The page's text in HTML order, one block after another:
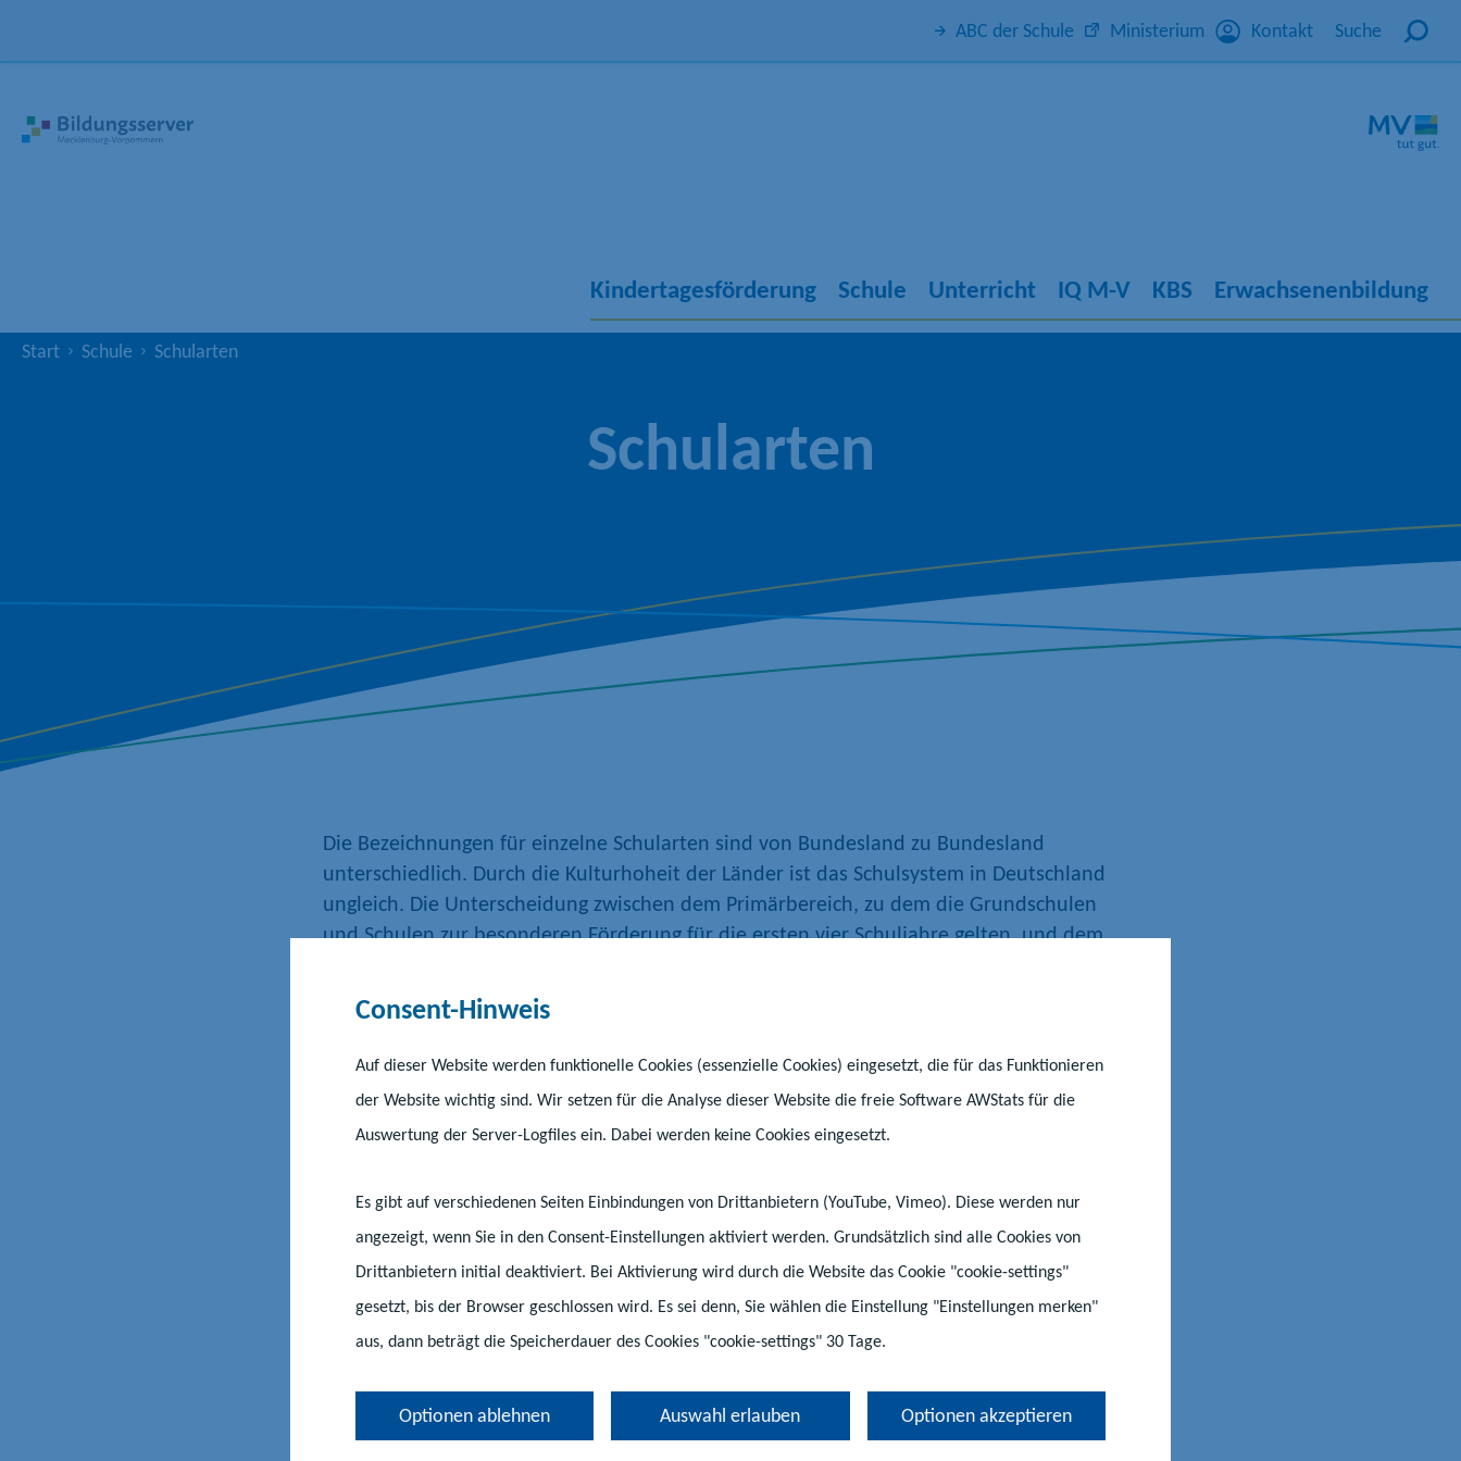
Consent-Hinweis
Auf dieser Website werden funktionelle Cookies (essenzielle Cookies) eingesetzt, die für das Funktionieren
der Website wichtig sind. Wir setzen für die Analyse dieser Website die freie Software AWStats für die
Auswertung der Server-Logfiles ein. Dabei werden keine Cookies eingesetzt.
Es gibt auf verschiedenen Seiten Einbindungen von Drittanbietern (YouTube, Vimeo). Diese werden nur
angezeigt, wenn Sie in den Consent-Einstellungen aktiviert werden. Grundsätzlich sind alle Cookies von
Drittanbietern initial deaktiviert. Bei Aktivierung wird durch die Website das Cookie "cookie-settings"
gesetzt, bis der Browser geschlossen wird. Es sei denn, Sie wählen die Einstellung "Einstellungen merken"
aus, dann beträgt die Speicherdauer des Cookies "cookie-settings" 30 Tage.
Optionen ablehnen Auswahl erlauben Optionen akzeptieren
ABC der Schule Ministerium Kontakt Suche
Kindertagesförderung Schule Unterricht IQ M-V KBS Erwachsenenbildung
Start Schule Schularten
Schularten
Die Bezeichnungen für einzelne Schularten sind von Bundesland zu Bundesland
unterschiedlich. Durch die Kulturhoheit der Länder ist das Schulsystem in Deutschland
ungleich. Die Unterscheidungzwischen dem Primärbereich, zu dem die Grundschulen
undSchulen zur besonderen FörderungfürdieerstenvierSchuljahregelten,unddem
alleSchultypen ab fünften
Hinzu kommen noch die berufsvorbereitenden und berufsbegleitenden Schulen.